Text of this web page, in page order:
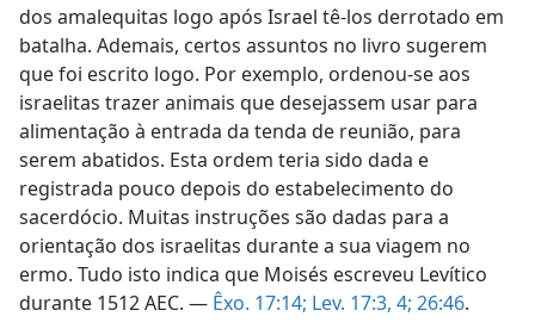
dos amalequitas logo após Israel tê-los derrotado em
batalha. Ademais, certos assuntos no livro sugerem
que foi escrito logo. Por exemplo, ordenou-se aos
israelitas trazer animais que desejassem usar para
alimentação à entrada da tenda de reunião, para
serem abatidos. Esta ordem teria sido dada e
registrada pouco depois do estabelecimento do
sacerdócio. Muitas instruções são dadas para a
orientação dos israelitas durante a sua viagem no
ermo. Tudo isto indica que Moisés escreveu Levítico
durante 1512 AEC. — Êxo. 17:14; Lev. 17:3, 4; 26:46.